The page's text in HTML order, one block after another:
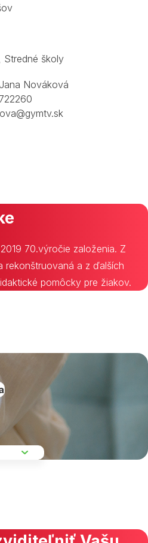
Stredné školy
Nováková
70.výročie založenia. Z
rekonštruovaná a z ďalších
pomôcky pre žiakov.